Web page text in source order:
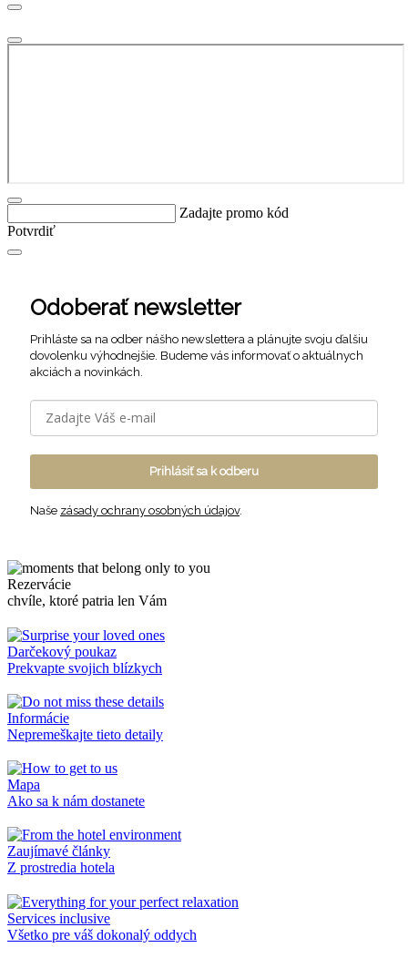
Zadajte promo kód
Potvrdiť
Odoberať newsletter
Prihláste sa na odber nášho newslettera a plánujte svoju ďalšiu
dovolenku výhodnejšie. Budeme vás informovať o aktuálnych
akciách a novinkách.
Prihlásiť sa k odberu
Naše zásady ochrany osobných údajov.
Rezervácie
chvíle, ktoré patria len Vám
Darčekový poukaz
Prekvapte svojich blízkych
Informácie
Nepremeškajte tieto detaily
Mapa
Ako sa k nám dostanete
Zaujímavé články
Z prostredia hotela
Services inclusive
Všetko pre váš dokonalý oddych